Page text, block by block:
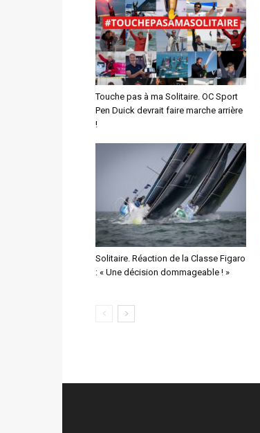
Touche pas à ma Solitaire. OC Sport
Pen Duick devrait faire marche arrière
!
Solitaire. Réaction de la Classe Figaro
: « Une décision dommageable ! »